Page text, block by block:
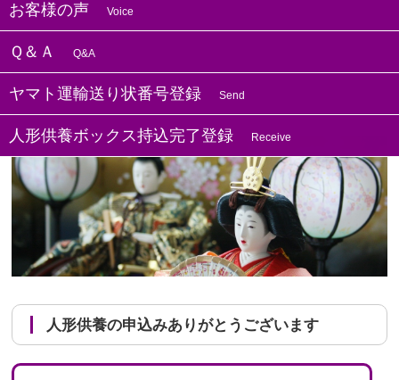
お客様の声 Voice
Ｑ＆Ａ Q&A
ヤマト運輸送り状番号登録 Send
人形供養ボックス持込完了登録 Receive
東京都の方よりお人形供養のお申し込みを
いただきました
人形供養の申込みありがとうございます